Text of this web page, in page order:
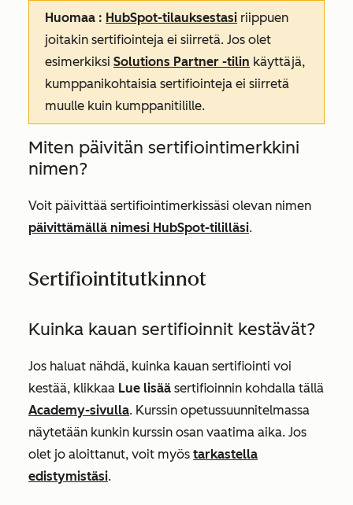
Huomaa : HubSpot-tilauksestasi riippuen
joitakin sertifiointeja ei siirretä. Jos olet
esimerkiksi Solutions Partner -tilin käyttäjä,
kumppanikohtaisia sertifiointeja ei siirretä
muulle kuin kumppanitilille.
Miten päivitän sertifiointimerkkini
nimen?
Voit päivittää sertifiointimerkissäsi olevan nimen
päivittämällä nimesi HubSpot-tililläsi.
Sertifiointitutkinnot
Kuinka kauan sertifioinnit kestävät?
Jos haluat nähdä, kuinka kauan sertifiointi voi
kestää, klikkaa Lue lisää sertifioinnin kohdalla tällä
Academy-sivulla. Kurssin opetussuunnitelmassa
näytetään kunkin kurssin osan vaatima aika. Jos
olet jo aloittanut, voit myös tarkastella
edistymistäsi.